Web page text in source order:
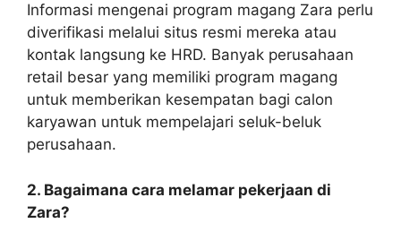
Informasi mengenai program magang Zara perlu
diverifikasi melalui situs resmi mereka atau
kontak langsung ke HRD. Banyak perusahaan
retail besar yang memiliki program magang
untuk memberikan kesempatan bagi calon
karyawan untuk mempelajari seluk-beluk
perusahaan.
2. Bagaimana cara melamar pekerjaan di
Zara?